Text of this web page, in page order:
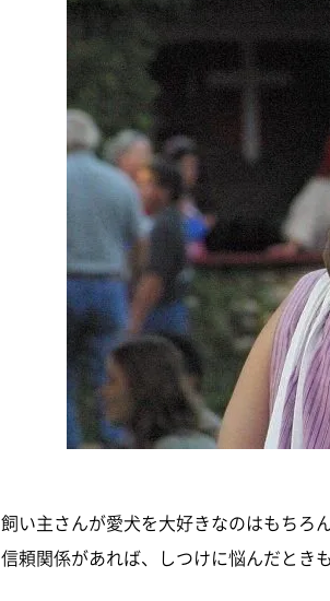
飼い主さんが愛犬を大好きなのはもちろ
信頼関係があれば、しつけに悩んだとき